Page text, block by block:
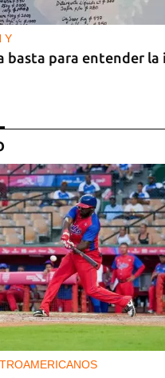
Y
basta para entender
Y
alumbrón se volvió a
de indignación